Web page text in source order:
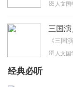
人文国
三国演
人文国
经典必听